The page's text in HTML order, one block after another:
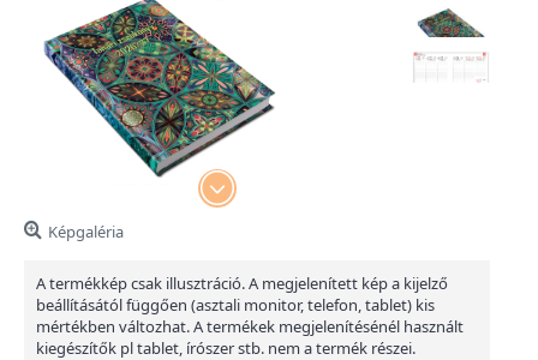
Képgaléria
A termékkép csak illusztráció. A megjelenített kép a kijelző
beállításától függően (asztali monitor, telefon, tablet) kis
mértékben változhat. A termékek megjelenítésénél használt
kiegészítők pl tablet, írószer stb. nem a termék részei.